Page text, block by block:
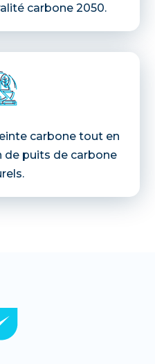
carbone 2050.
carbone tout en
de puits de carbone